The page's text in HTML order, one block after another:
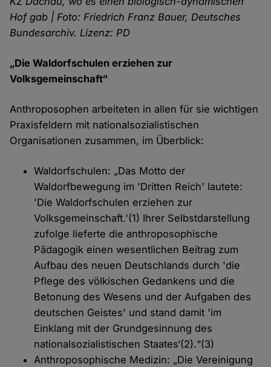
Hof gab | Foto: Friedrich Franz Bauer, Deutsches
Bundesarchiv. Lizenz: PD
„Die Waldorfschulen erziehen zur
Volksgemeinschaft“
Anthroposophen arbeiteten in allen für sie wichtigen
Praxisfeldern mit nationalsozialistischen
Organisationen zusammen, im Überblick:
Waldorfschulen: „Das Motto der
Waldorfbewegung im 'Dritten Reich' lautete:
'Die Waldorfschulen erziehen zur
Volksgemeinschaft.'(1) Ihrer Selbstdarstellung
zufolge lieferte die anthroposophische
Pädagogik einen wesentlichen Beitrag zum
Aufbau des neuen Deutschlands durch 'die
Pflege des völkischen Gedankens und die
Betonung des Wesens und der Aufgaben des
deutschen Geistes' und stand damit 'im
Einklang mit der Grundgesinnung des
nationalsozialistischen Staates‘(2).“(3)
Anthroposophische Medizin: „Die Vereinigung